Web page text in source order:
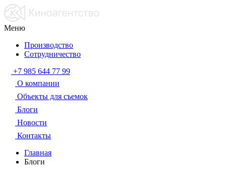
Меню
Производство
Сотрудничество
+7 985 644 77 99
О компании
Объекты для съемок
Блоги
Новости
Контакты
Главная
Блоги